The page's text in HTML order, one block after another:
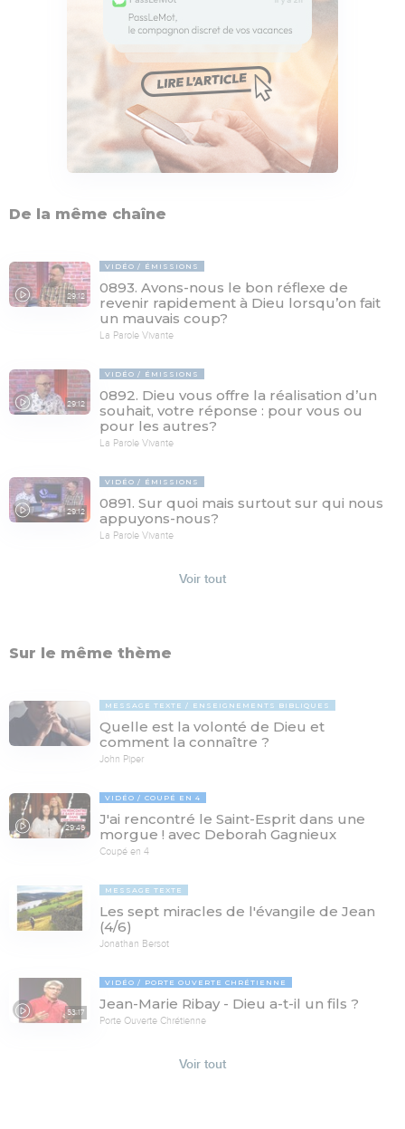
De la même chaîne
29:12
VIDÉO ÉMISSIONS
0893. Avons-nous le bon réflexe de
revenir rapidement à Dieu lorsqu’on fait
un mauvais coup?
La Parole Vivante
29:12
VIDÉO ÉMISSIONS
0892. Dieu vous offre la réalisation d’un
souhait, votre réponse : pour vous ou
pour les autres?
La Parole Vivante
29:12
VIDÉO ÉMISSIONS
0891. Sur quoi mais surtout sur qui nous
appuyons-nous?
La Parole Vivante
Voir tout
Sur le même thème
MESSAGE TEXTE ENSEIGNEMENTS BIBLIQUES
Quelle est la volonté de Dieu et
comment la connaître ?
John Piper
29:46
VIDÉO COUPÉ EN 4
J'ai rencontré le Saint-Esprit dans une
morgue ! avec Deborah Gagnieux
Coupé en 4
MESSAGE TEXTE
Les sept miracles de l'évangile de Jean
(4/6)
Jonathan Bersot
53:17
VIDÉO PORTE OUVERTE CHRÉTIENNE
Jean-Marie Ribay - Dieu a-t-il un fils ?
Porte Ouverte Chrétienne
Voir tout